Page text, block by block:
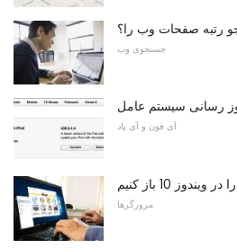
رتبه صفحات وب را؟
جستجوی وب
آی فون و آی پاد
مرورگرها